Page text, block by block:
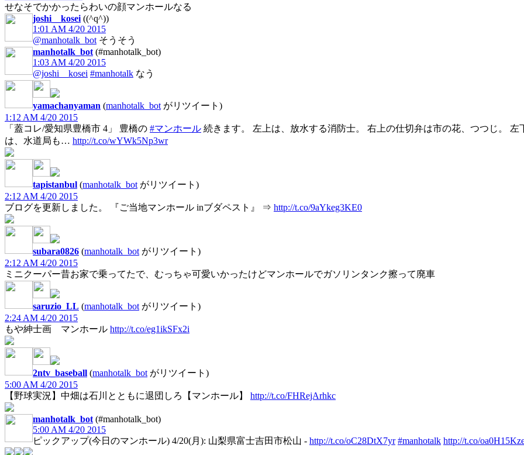
せなそでかかったらわいの顔マンホールなる
joshi__kosei ((^q^))
1:01 AM 4/20 2015
@manhotalk_bot そうそう
manhotalk_bot (#manhotalk_bot)
1:03 AM 4/20 2015
@joshi__kosei #manhotalk なう
yamachanyaman (manhotalk_bot がリツイート)
1:12 AM 4/20 2015
「蓋コレ/愛知県豊橋市 4」 豊橋の #マンホール 続きます。 左上は、放水する消防士。 右上の仕切弁は市の花、つつじ。
は、水道局も… http://t.co/wYWk5Np3wr
tapistanbul (manhotalk_bot がリツイート)
2:12 AM 4/20 2015
ブログを更新しました。 『ご当地マンホール inブダペスト』 ⇒ http://t.co/9aYkeg3KE0
subara0826 (manhotalk_bot がリツイート)
2:12 AM 4/20 2015
ミニクーパー昔お家で乗ってたで、むっちゃ可愛いかったけどマンホールでガソリンタンク擦って廃車
saruzio_LL (manhotalk_bot がリツイート)
2:24 AM 4/20 2015
もや紳士画 マンホール http://t.co/eg1ikSFx2i
2ntv_baseball (manhotalk_bot がリツイート)
5:00 AM 4/20 2015
【野球実況】中畑は石川とともに退団しろ【マンホール】 http://t.co/FHRejArhkc
manhotalk_bot (#manhotalk_bot)
5:00 AM 4/20 2015
ピックアップ(今日のマンホール) 4/20(月): 山梨県富士吉田市松山 - http://t.co/oC28DtX7yr #manhotalk http://t.co/